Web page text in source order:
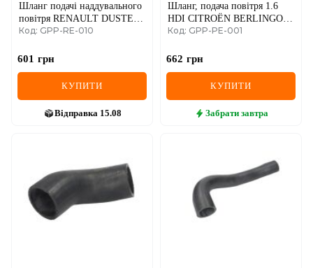
GMC
GREAT WALL
HAVAL
IVECO
JAGUAR
Шланг подачі наддувального
повітря RENAULT DUSTER,
LOGAN, SANDERO, CLIO
NISSAN KUBISTAR
Код: GPP-RE-010
601 грн
КУПИТИ
Відправка 15.08
Шланг, подача повітря 1.6
HDI CITROËN BERLINGO,
C2, C3, C3 PICASSO, C4, C4
JUMPY / FIAT SCUDO /
3008, 307, 308, 407, 5008,
Код: GPP-PE-001
662 грн
КУПИТИ
Забрати завтра